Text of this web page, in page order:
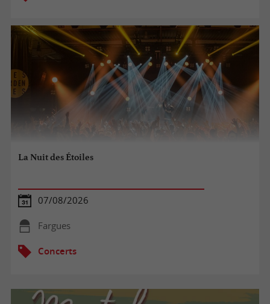
La Nuit des Étoiles
07/08/2026
Fargues
Concerts